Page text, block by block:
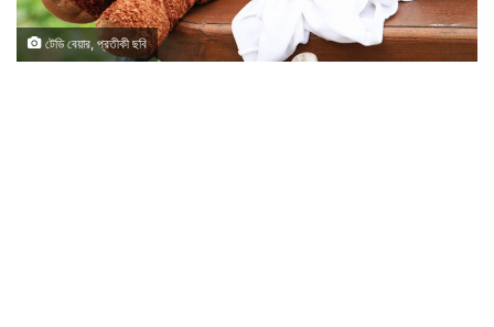
টেডি বেয়ার, প্রতীকী ছবি